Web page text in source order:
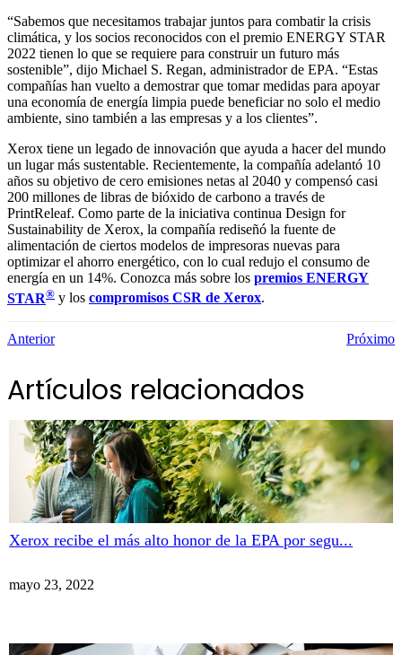
“Sabemos que necesitamos trabajar juntos para combatir la crisis
climática, y los socios reconocidos con el premio ENERGY STAR
2022 tienen lo que se requiere para construir un futuro más
sostenible”, dijo Michael S. Regan, administrador de EPA. “Estas
compañías han vuelto a demostrar que tomar medidas para apoyar
una economía de energía limpia puede beneficiar no solo el medio
ambiente, sino también a las empresas y a los clientes”.
Xerox tiene un legado de innovación que ayuda a hacer del mundo
un lugar más sustentable. Recientemente, la compañía adelantó 10
años su objetivo de cero emisiones netas al 2040 y compensó casi
200 millones de libras de bióxido de carbono a través de
PrintReleaf. Como parte de la iniciativa continua Design for
Sustainability de Xerox, la compañía rediseñó la fuente de
alimentación de ciertos modelos de impresoras nuevas para
optimizar el ahorro energético, con lo cual redujo el consumo de
energía en un 14%. Conozca más sobre los premios ENERGY
STAR® y los compromisos CSR de Xerox.
Anterior Próximo
Artículos relacionados
Xerox recibe el más alto honor de la EPA por segu...
mayo 23, 2022